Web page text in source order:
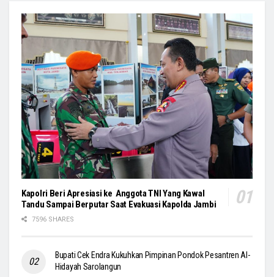
Kapolri Beri Apresiasi ke Anggota TNI Yang Kawal
Tandu Sampai Berputar Saat Evakuasi Kapolda Jambi
7596 SHARES
Bupati Cek Endra Kukuhkan Pimpinan Pondok Pesantren Al-
Hidayah Sarolangun